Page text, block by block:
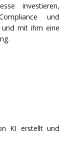
investieren,
und
mit ihm eine
KI erstellt und